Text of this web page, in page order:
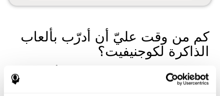
كم من وقت عليّ أن أدرّب بألعاب
الذاكرة لكوجنيفيت؟
ننصحك أن تدرّب